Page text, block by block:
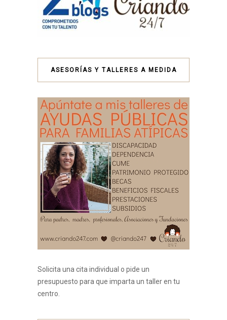
ASESORÍAS Y TALLERES A MEDIDA
Solicita una cita individual o pide un
presupuesto para que imparta un taller en tu
centro.